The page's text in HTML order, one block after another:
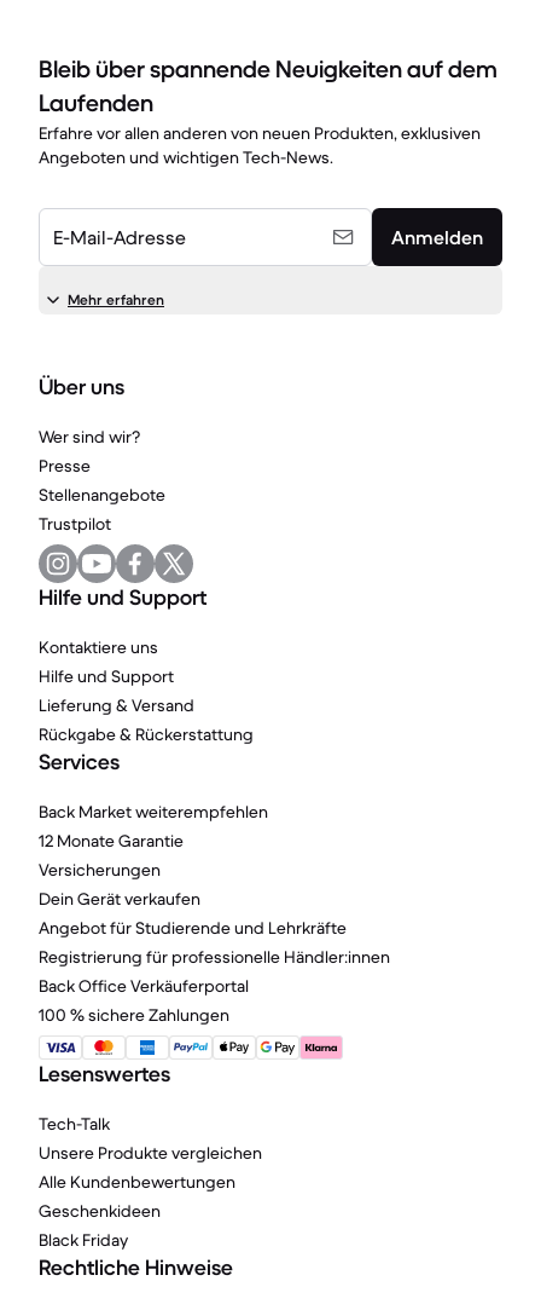
Bleib über spannende Neuigkeiten auf dem
Laufenden
Erfahre vor allen anderen von neuen Produkten, exklusiven
Angeboten und wichtigen Tech-News.
E-Mail-Adresse Anmelden
Mehr erfahren
Über uns
Wer sind wir?
Presse
Stellenangebote
Trustpilot
Hilfe und Support
Kontaktiere uns
Hilfe und Support
Lieferung & Versand
Rückgabe & Rückerstattung
Services
Back Market weiterempfehlen
12 Monate Garantie
Versicherungen
Dein Gerät verkaufen
Angebot für Studierende und Lehrkräfte
Registrierung für professionelle Händler:innen
Back Office Verkäuferportal
100 % sichere Zahlungen
Lesenswertes
Tech-Talk
Unsere Produkte vergleichen
Alle Kundenbewertungen
Geschenkideen
Black Friday
Rechtliche Hinweise